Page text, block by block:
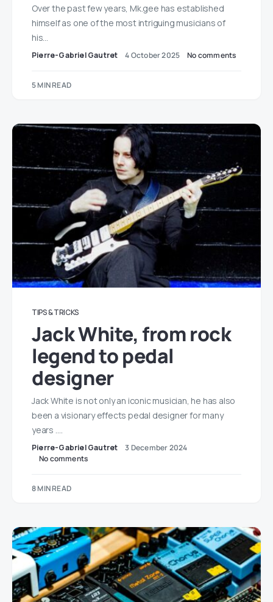
Over the past few years, Mk.gee has established
himself as one of the most intriguing musicians of
his…
Pierre-Gabriel Gautret 4 October 2025 No comments
5 MIN READ
TIPS & TRICKS
Jack White, from rock
legend to pedal
designer
Jack White is not only an iconic musician, he has also
been a visionary effects pedal designer for many
years .…
Pierre-Gabriel Gautret
3 December 2024
No comments
8 MIN READ